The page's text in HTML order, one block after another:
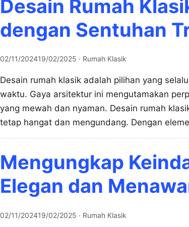
Desain Rumah
dengan Sentuhan
02/11/202419/02/2025 · Rumah Klasik
Desain rumah klasik adalah pilihan yang
waktu. Gaya arsitektur ini mengutamakan
yang mewah dan nyaman. Desain rumah
tetap hangat dan mengundang. Dengan
Mengungkap
Elegan dan
02/11/202419/02/2025 · Rumah Klasik